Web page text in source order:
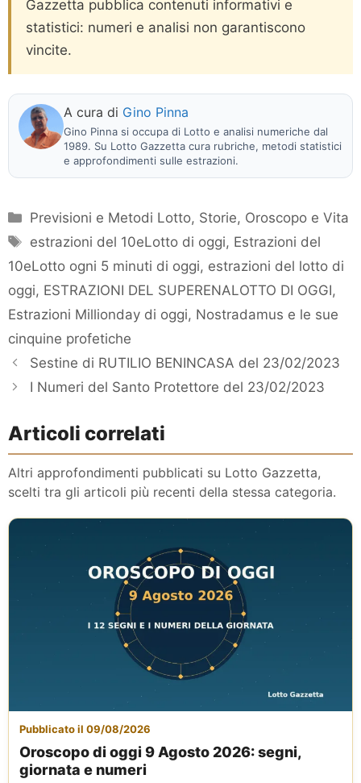
Gazzetta pubblica contenuti informativi e
statistici: numeri e analisi non garantiscono
vincite.
A cura di Gino Pinna
Gino Pinna si occupa di Lotto e analisi numeriche dal
1989. Su Lotto Gazzetta cura rubriche, metodi statistici
e approfondimenti sulle estrazioni.
Categorie
Previsioni e Metodi Lotto, Storie, Oroscopo e Vita
Tag
estrazioni del 10eLotto di oggi, Estrazioni del
10eLotto ogni 5 minuti di oggi, estrazioni del lotto di
oggi, ESTRAZIONI DEL SUPERENALOTTO DI OGGI,
Estrazioni Millionday di oggi, Nostradamus e le sue
cinquine profetiche
Sestine di RUTILIO BENINCASA del 23/02/2023
I Numeri del Santo Protettore del 23/02/2023
Articoli correlati
Altri approfondimenti pubblicati su Lotto Gazzetta,
scelti tra gli articoli più recenti della stessa categoria.
Pubblicato il 09/08/2026
Oroscopo di oggi 9 Agosto 2026: segni,
giornata e numeri